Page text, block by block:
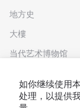
地方史
大樓
当代艺术博物馆
如你继续使用
处理，以提供